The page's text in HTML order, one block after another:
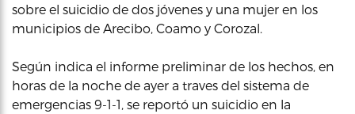
sobre el suicidio de dos jóvenes y una mujer en los
municipios de Arecibo, Coamo y Corozal.
Según indica el informe preliminar de los hechos, en
horas de la noche de ayer a traves del sistema de
emergencias 9-1-1, se reportó un suicidio en la